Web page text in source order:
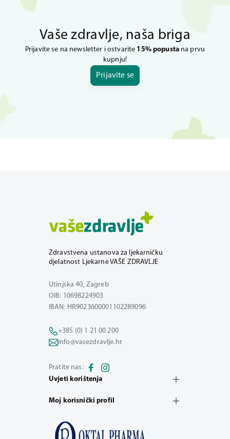
Vaše zdravlje, naša briga
Prijavite se na newsletter i ostvarite 15% popustana prvu
kupnju!
Prijavite se
Zdravstvena ustanova za ljekarničku
djelatnost Ljekarne VAŠE ZDRAVLJE
Utinjska 40, Zagreb
OIB: 10698224903
IBAN: HR9023600001102289096
+385 (0) 1 21 00 200
info@vasezdravlje.hr
Pratite nas:
Uvjeti korištenja
Moj korisnički profil